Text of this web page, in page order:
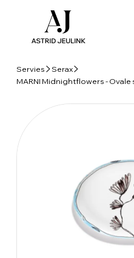
Servies
Serax
MARNI Midnightflowers - Ovale